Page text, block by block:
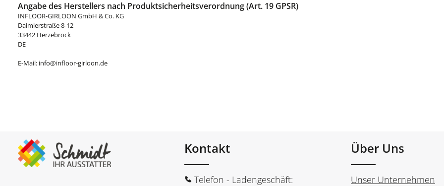
Angabe des Herstellers nach Produktsicherheitsverordnung (Art. 19 GPSR)
INFLOOR-GIRLOON GmbH & Co. KG
Daimlerstraße 8-12
33442 Herzebrock
DE
E-Mail: info@infloor-girloon.de
Kontakt
Telefon - Ladengeschäft:
Über Uns
Unser Unternehmen